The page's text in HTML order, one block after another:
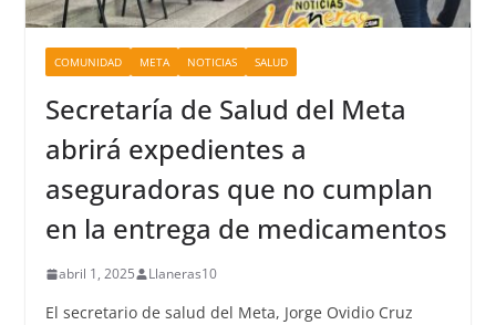
COMUNIDAD META NOTICIAS SALUD
Secretaría de Salud del Meta
abrirá expedientes a
aseguradoras que no cumplan
en la entrega de medicamentos
abril 1, 2025 Llaneras10
El secretario de salud del Meta, Jorge Ovidio Cruz